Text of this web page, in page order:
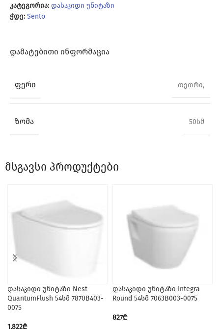
კატეგორია: დასაკიდი უნიტაზი
ჭდე: Sento
ᲓᲐᲛᲐᲢᲔᲑᲘᲗᲘ ᲘᲜᲤᲝᲠᲛᲐᲪᲘᲐ
ᲤᲔᲠᲘ თეთრი,
ᲖᲝᲛᲐ 50სმ
მსგავსი პროდუქტები
დასაკიდი უნიტაზი Nest
QuantumFlush 54სმ 7870B403-
0075
1,822₾
დასაკიდი უნიტაზი Integra
Round 54სმ 7063B003-0075
827₾